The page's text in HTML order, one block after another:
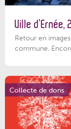
Ville d’Ernée,
Retour en
commune.
Collecte de dons